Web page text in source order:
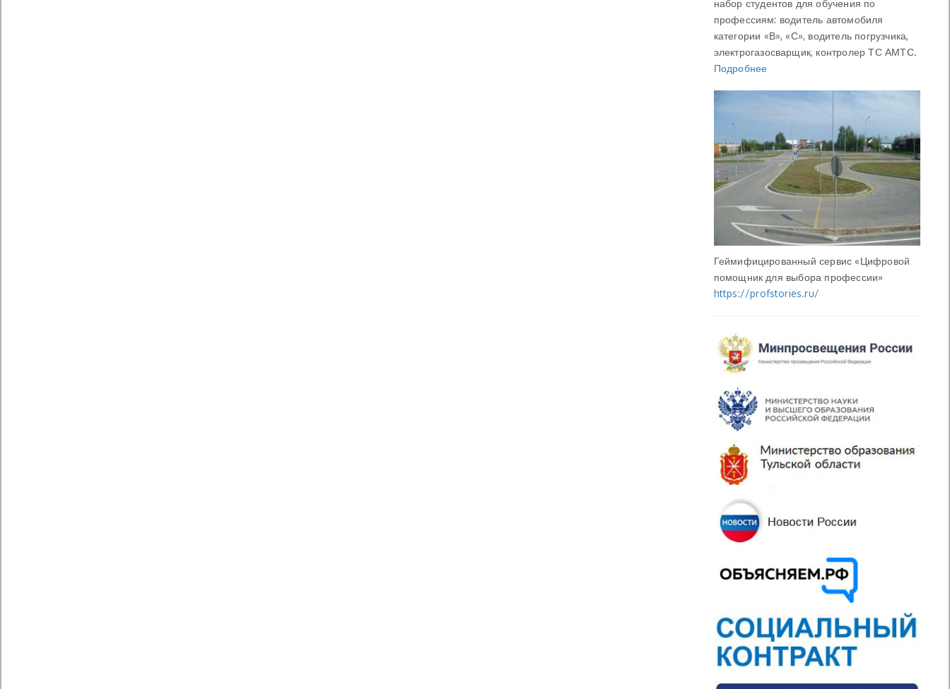
набор студентов для обучения по
профессиям: водитель автомобиля
категории «В», «С», водитель погрузчика,
электрогазосварщик, контролер ТС АМТС.
Подробнее
Геймифицированный сервис «Цифровой
помощник для выбора профессии»
https://profstories.ru/